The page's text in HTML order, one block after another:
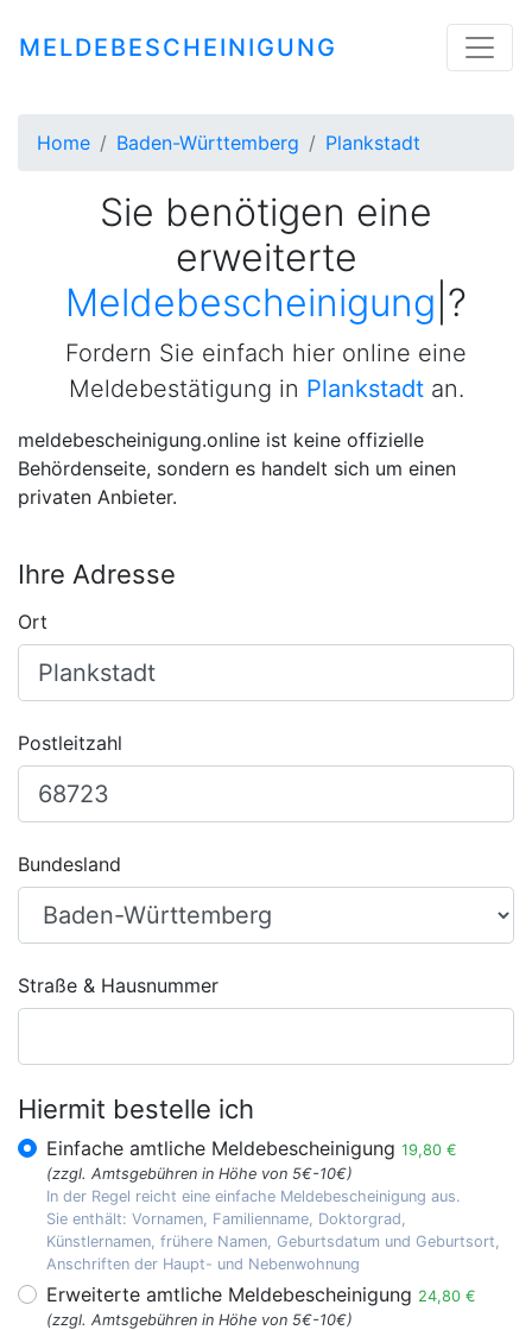
MELDEBESCHEINIGUNG
Home Baden-Württemberg Plankstadt
Sie benötigen eine
erweiterte
Meldebescheinigung ?
Fordern Sie einfach hier online eine
Meldebestätigung in Plankstadtan.
meldebescheinigung.online ist keine offizielle
Behördenseite, sondern es handelt sich um einen
privaten Anbieter.
Ihre Adresse
Ort
Postleitzahl
Bundesland
Straße & Hausnummer
Hiermit bestelle ich
Einfache amtliche Meldebescheinigung 19,80 €
(zzgl. Amtsgebühren in Höhe von 5€-10€)
In der Regel reicht eine einfache Meldebescheinigung aus.
Sie enthält: Vornamen, Familienname, Doktorgrad,
Künstlernamen, frühere Namen, Geburtsdatum und Geburtsort,
Anschriften der Haupt- und Nebenwohnung
Erweiterte amtliche Meldebescheinigung 24,80 €
(zzgl. Amtsgebühren in Höhe von 5€-10€)